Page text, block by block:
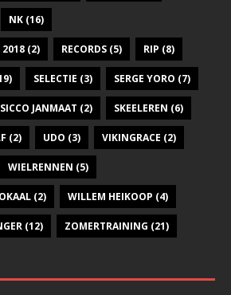
NK (16)
2018 (2) RECORDS (5) RIP (8)
SELECTIE (3) SERGE YORO (7)
SICCO JANMAAT (2) SKEELEREN (6)
(2) UDO (3) VIKINGRACE (2)
WIELRENNEN (5)
(2) WILLEM HEIKOOP (4)
(12) ZOMERTRAINING (21)